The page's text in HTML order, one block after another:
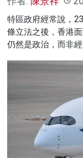
特區政府經常說，
條立法之後，香港
仍然是政治，而非經